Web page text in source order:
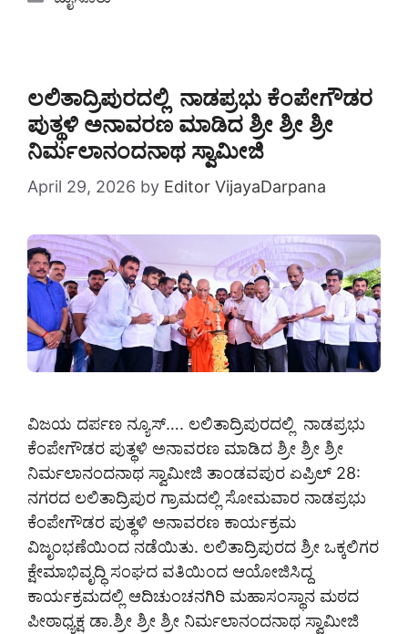
ಲಲಿತಾದ್ರಿಪುರದಲ್ಲಿ ನಾಡಪ್ರಭು ಕೆಂಪೇಗೌಡರ
ಪುತ್ಥಳಿ ಅನಾವರಣ ಮಾಡಿದ ಶ್ರೀ ಶ್ರೀ ಶ್ರೀ
ನಿರ್ಮಲಾನಂದನಾಥ ಸ್ವಾಮೀಜಿ
April 29, 2026 by Editor VijayaDarpana
ವಿಜಯ ದರ್ಪಣ ನ್ಯೂಸ್…. ಲಲಿತಾದ್ರಿಪುರದಲ್ಲಿ ನಾಡಪ್ರಭು
ಕೆಂಪೇಗೌಡರ ಪುತ್ಥಳಿ ಅನಾವರಣ ಮಾಡಿದ ಶ್ರೀ ಶ್ರೀ ಶ್ರೀ
ನಿರ್ಮಲಾನಂದನಾಥ ಸ್ವಾಮೀಜಿ ತಾಂಡವಪುರ ಏಪ್ರಿಲ್ 28:
ನಗರದ ಲಲಿತಾದ್ರಿಪುರ ಗ್ರಾಮದಲ್ಲಿ ಸೋಮವಾರ ನಾಡಪ್ರಭು
ಕೆಂಪೇಗೌಡರ ಪುತ್ಥಳಿ ಅನಾವರಣ ಕಾರ್ಯಕ್ರಮ
ವಿಜೃಂಭಣೆಯಿಂದ ನಡೆಯಿತು. ಲಲಿತಾದ್ರಿಪುರದ ಶ್ರೀ ಒಕ್ಕಲಿಗರ
ಕ್ಷೇಮಾಭಿವೃದ್ಧಿ ಸಂಘದ ವತಿಯಿಂದ ಆಯೋಜಿಸಿದ್ದ
ಕಾರ್ಯಕ್ರಮದಲ್ಲಿ ಆದಿಚುಂಚನಗಿರಿ ಮಹಾಸಂಸ್ಥಾನ ಮಠದ
ಪೀಠಾಧ್ಯಕ್ಷ ಡಾ.ಶ್ರೀ ಶ್ರೀ ಶ್ರೀ ನಿರ್ಮಲಾನಂದನಾಥ ಸ್ವಾಮೀಜಿ